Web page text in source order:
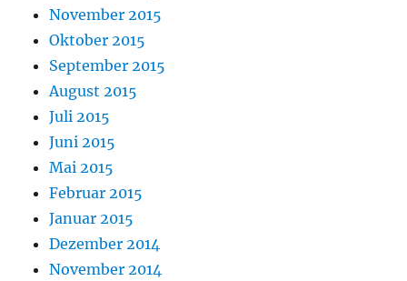
November 2015
Oktober 2015
September 2015
August 2015
Juli 2015
Juni 2015
Mai 2015
Februar 2015
Januar 2015
Dezember 2014
November 2014